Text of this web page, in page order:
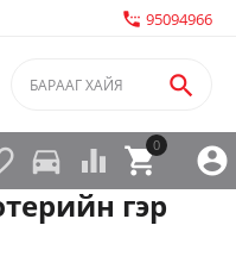
settings_phone 95094966


0

directions_car 
гэр